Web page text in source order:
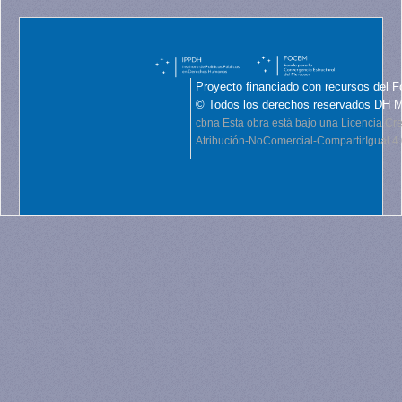
Proyecto financiado con recursos del
© Todos los derechos reservados DH
cbna Esta obra está bajo una Licencia
Atribución-NoComercial-CompartirIgual